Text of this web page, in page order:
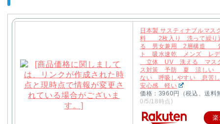
日本製 サスティナブルマ
料 2枚入り 洗って繰り
る 男女兼用 2層構造
ト 吸水速乾 メンズ レ
立体 UV 洗える マス
ス対策 予防 夏 涼しい
ない 呼吸しやすい 息苦
安心感 軽い
価格：3960円（税込、送料
0/5/18時点)